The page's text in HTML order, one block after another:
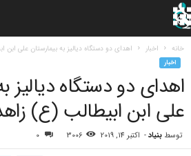
خانه اخبار اهدای دو دستگاه دیالیز به بیمارستان علی ابن
اخبار
اهدای دو دستگاه دیالیز
علی ابن ابیطالب (ع)
توسط بنیاد- اکتبر 14, 2019 3006
0